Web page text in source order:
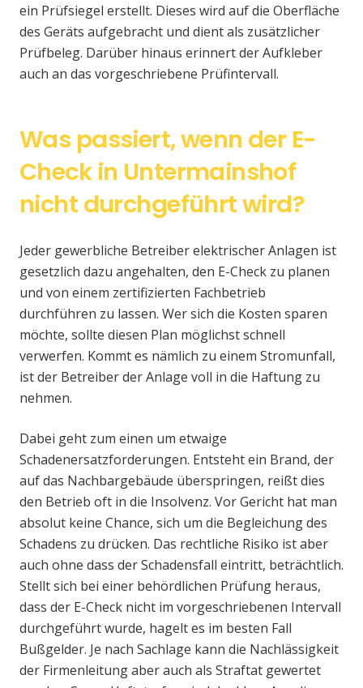
ein Prüfsiegel erstellt. Dieses wird auf die Oberfläche
des Geräts aufgebracht und dient als zusätzlicher
Prüfbeleg. Darüber hinaus erinnert der Aufkleber
auch an das vorgeschriebene Prüfintervall.
Was passiert, wenn der E-
Check in Untermainshof
nicht durchgeführt wird?
Jeder gewerbliche Betreiber elektrischer Anlagen ist
gesetzlich dazu angehalten, den E-Check zu planen
und von einem zertifizierten Fachbetrieb
durchführen zu lassen. Wer sich die Kosten sparen
möchte, sollte diesen Plan möglichst schnell
verwerfen. Kommt es nämlich zu einem Stromunfall,
ist der Betreiber der Anlage voll in die Haftung zu
nehmen.
Dabei geht zum einen um etwaige
Schadenersatzforderungen. Entsteht ein Brand, der
auf das Nachbargebäude überspringen, reißt dies
den Betrieb oft in die Insolvenz. Vor Gericht hat man
absolut keine Chance, sich um die Begleichung des
Schadens zu drücken. Das rechtliche Risiko ist aber
auch ohne dass der Schadensfall eintritt, beträchtlich.
Stellt sich bei einer behördlichen Prüfung heraus,
dass der E-Check nicht im vorgeschriebenen Intervall
durchgeführt wurde, hagelt es im besten Fall
Bußgelder. Je nach Sachlage kann die Nachlässigkeit
der Firmenleitung aber auch als Straftat gewertet